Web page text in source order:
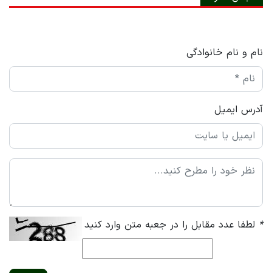
نام و نام خانوادگی
آدرس ایمیل
* لطفا عدد مقابل را در جعبه متن وارد کنید